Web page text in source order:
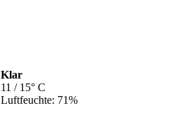
Klar
11 / 15° C
Luftfeuchte: 71%